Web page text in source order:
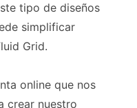
tipo de diseños
simplificar
Grid.
online que nos
crear nuestro